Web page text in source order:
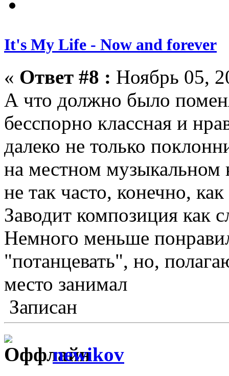
It's My Life - Now and forever
« Ответ #8 : Ноябрь 05,
А что должно было
бесспорно классная и
далеко не только
на местном музыкальном
не так часто, конечно,
Заводит композиция как
Немного меньше
"потанцевать", но,
место занимал
Записан
newikov